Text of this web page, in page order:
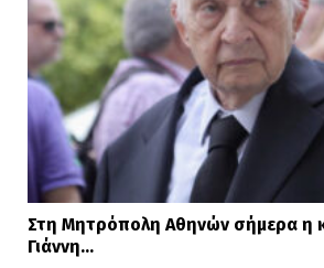
Στη Μητρόπολη Αθηνών σήμερα η
Γιάννη…